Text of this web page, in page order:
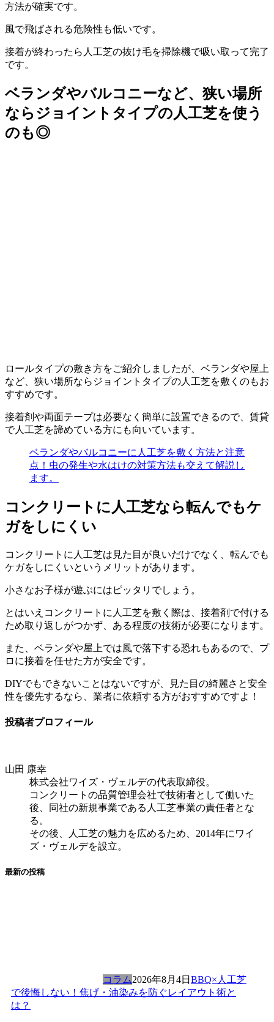
方法が確実です。
風で飛ばされる危険性も低いです。
接着が終わったら人工芝の抜け毛を掃除機で吸い取って完了
です。
ベランダやバルコニーなど、狭い場所
ならジョイントタイプの人工芝を使う
のも◎
ロールタイプの敷き方をご紹介しましたが、ベランダや屋上
など、狭い場所ならジョイントタイプの人工芝を敷くのもお
すすめです。
接着剤や両面テープは必要なく簡単に設置できるので、賃貸
で人工芝を諦めている方にも向いています。
ベランダやバルコニーに人工芝を敷く方法と注意
点！虫の発生や水はけの対策方法も交えて解説し
ます。
コンクリートに人工芝なら転んでもケ
ガをしにくい
コンクリートに人工芝は見た目が良いだけでなく、転んでも
ケガをしにくいというメリットがあります。
小さなお子様が遊ぶにはピッタリでしょう。
とはいえコンクリートに人工芝を敷く際は、接着剤で付ける
ため取り返しがつかず、ある程度の技術が必要になります。
また、ベランダや屋上では風で落下する恐れもあるので、プ
ロに接着を任せた方が安全です。
DIYでもできないことはないですが、見た目の綺麗さと安全
性を優先するなら、業者に依頼する方がおすすめですよ！
投稿者プロフィール
山田 康幸
株式会社ワイズ・ヴェルデの代表取締役。
コンクリートの品質管理会社で技術者として働いた
後、同社の新規事業である人工芝事業の責任者とな
る。
その後、人工芝の魅力を広めるため、2014年にワイ
ズ・ヴェルデを設立。
最新の投稿
コラム2026年8月4日 BBQ×人工芝
で後悔しない！焦げ・油染みを防ぐレイアウト術と
は？